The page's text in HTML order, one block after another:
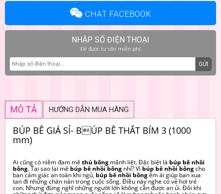
CHAT FACEBOOK
NHẬP SỐ ĐIỆN THOẠI
Để được tư vấn miễn phí
GỬI
MÔ TẢ HƯỚNG DẪN MUA HÀNG
BÚP BÊ GIÁ SỈ- BÚP BÊ THẮT BÍM 3 (1000
mm)
Ai cũng có niềm đam mê thú bông mãnh liệt. Đặc biệt là búp bê nhồi
bông. Tại sao lại mê búp bê nhồi bông nhỉ? Vì búp bê nhồi bôngcho
bạn cảm giác an toàn khi ngủ, búp bê nhồi bôngêm ái giúp bạn xua
tan đi những chán nản trong cuộc sống. Điều này nghe có vẻ hơi trẻ
con. Nhưng đừng nghĩ những người lớn không cần được an ủi. Đôi khi